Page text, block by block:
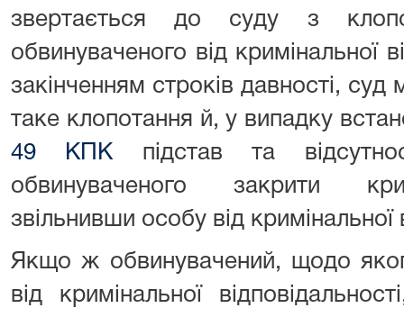
звертається до суду з
обвинуваченого від кримінальної
закінченням строків давності, суд
таке клопотання й, у випадку
49 КПКпідстав та
обвинуваченого закрити
звільнивши особу від кримінальної
Якщо ж обвинувачений, щодо
від кримінальної